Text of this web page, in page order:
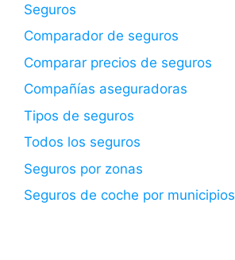
Seguros
Comparador de seguros
Comparar precios de seguros
Compañías aseguradoras
Tipos de seguros
Todos los seguros
Seguros por zonas
Seguros de coche por municipios